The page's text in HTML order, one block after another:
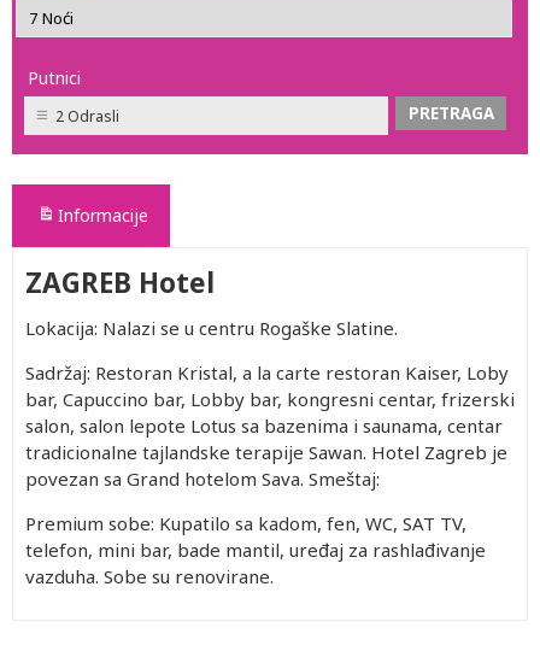
Putnici
2 Odrasli
Informacije
ZAGREB Hotel
Lokacija: Nalazi se u centru Rogaške Slatine.
Sadržaj: Restoran Kristal, a la carte restoran Kaiser, Loby
bar, Capuccino bar, Lobby bar, kongresni centar, frizerski
salon, salon lepote Lotus sa bazenima i saunama, centar
tradicionalne tajlandske terapije Sawan. Hotel Zagreb je
povezan sa Grand hotelom Sava. Smeštaj:
Premium sobe: Kupatilo sa kadom, fen, WC, SAT TV,
telefon, mini bar, bade mantil, uređaj za rashlađivanje
vazduha. Sobe su renovirane.